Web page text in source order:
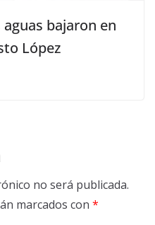
bajaron en
López
no será publicada.
marcados con *